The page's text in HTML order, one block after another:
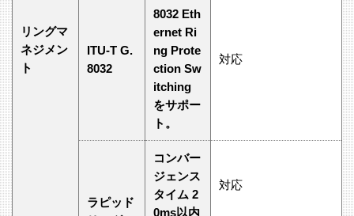
リングマ
ネジメン
ト
ITU-T G.
8032
8032 Eth
ernet Ri
ng Prote
ction Sw
itching
をサポー
ト。
対応
ラピッド
コンバー
ジェンス
タイム 2
0ms以内
対応